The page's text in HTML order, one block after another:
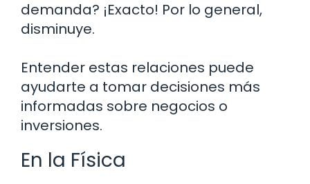
demanda? ¡Exacto! Por lo general,
disminuye.
Entender estas relaciones puede
ayudarte a tomar decisiones más
informadas sobre negocios o
inversiones.
En la Física